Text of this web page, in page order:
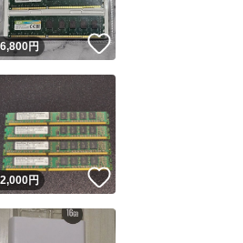
ユーザーの実績について
準を満たしたユーザーにバッジを付与
ね！
6,800円 いいね！
ね！
2,000円 いいね！